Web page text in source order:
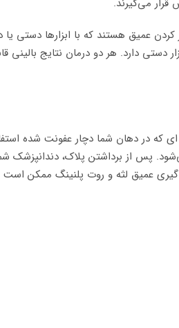
می‌گیرند.
عمیق هستند که با ابزارها دستی یا
دستی دارد. هر دو درمان نتایج بالینی
دهان شما دچار عفونت شده
پس از برداشتن پلاک،
گیری عمیق لثه و روت پلنینگ ممکن